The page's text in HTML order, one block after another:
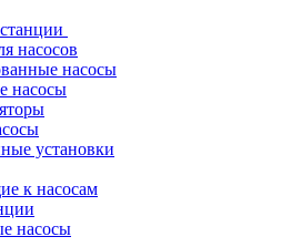
насосов
насосы
насосы
установки
к насосам
насосы